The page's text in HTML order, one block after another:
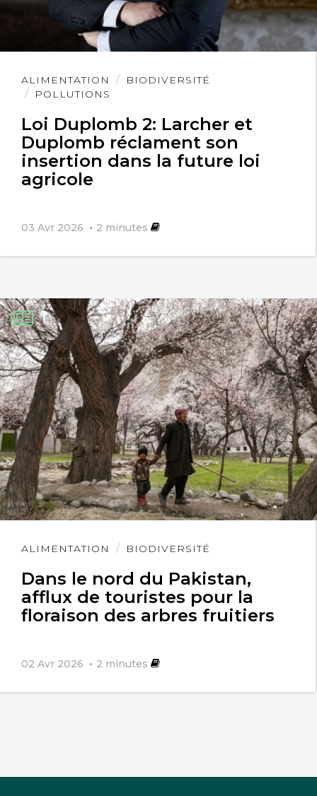
ALIMENTATION
BIODIVERSITÉ
POLLUTIONS
Loi Duplomb 2: Larcher et
Duplomb réclament son
insertion dans la future loi
agricole
03 Avr 2026 2 minutes
Lire
l'article
ALIMENTATION BIODIVERSITÉ
Dans le nord du Pakistan,
afflux de touristes pour la
floraison des arbres fruitiers
02 Avr 2026 2 minutes
Lire